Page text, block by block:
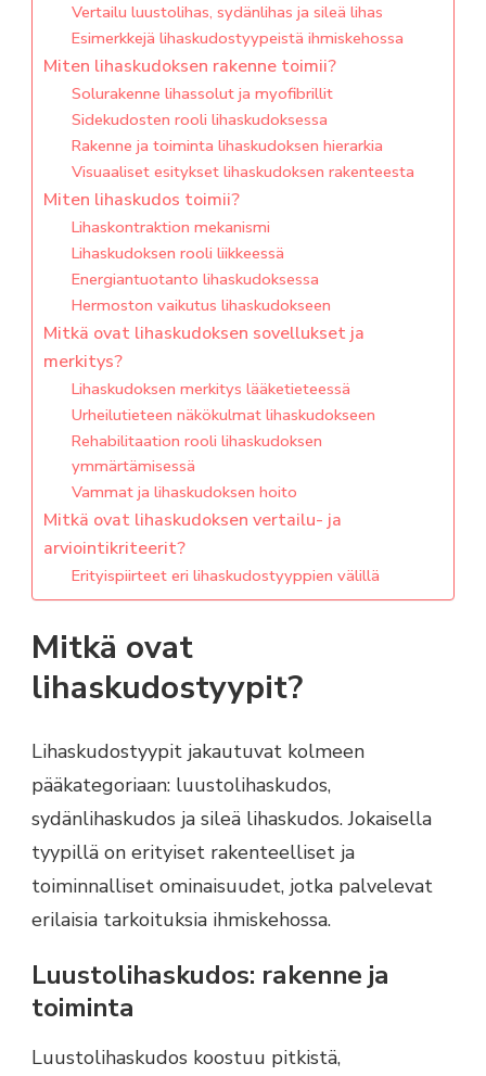
Vertailu luustolihas, sydänlihas ja sileä lihas
Esimerkkejä lihaskudostyypeistä ihmiskehossa
Miten lihaskudoksen rakenne toimii?
Solurakenne lihassolut ja myofibrillit
Sidekudosten rooli lihaskudoksessa
Rakenne ja toiminta lihaskudoksen hierarkia
Visuaaliset esitykset lihaskudoksen rakenteesta
Miten lihaskudos toimii?
Lihaskontraktion mekanismi
Lihaskudoksen rooli liikkeessä
Energiantuotanto lihaskudoksessa
Hermoston vaikutus lihaskudokseen
Mitkä ovat lihaskudoksen sovellukset ja
merkitys?
Lihaskudoksen merkitys lääketieteessä
Urheilutieteen näkökulmat lihaskudokseen
Rehabilitaation rooli lihaskudoksen
ymmärtämisessä
Vammat ja lihaskudoksen hoito
Mitkä ovat lihaskudoksen vertailu- ja
arviointikriteerit?
Erityispiirteet eri lihaskudostyyppien välillä
Mitkä ovat
lihaskudostyypit?
Lihaskudostyypit jakautuvat kolmeen
pääkategoriaan: luustolihaskudos,
sydänlihaskudos ja sileä lihaskudos. Jokaisella
tyypillä on erityiset rakenteelliset ja
toiminnalliset ominaisuudet, jotka palvelevat
erilaisia tarkoituksia ihmiskehossa.
Luustolihaskudos: rakenne ja
toiminta
Luustolihaskudos koostuu pitkistä,